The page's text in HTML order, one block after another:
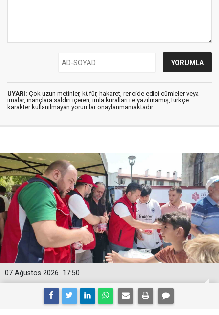
UYARI: Çok uzun metinler, küfür, hakaret, rencide edici cümleler veya
imalar, inançlara saldırı içeren, imla kuralları ile yazılmamış,Türkçe
karakter kullanılmayan yorumlar onaylanmamaktadır.
17:50
07 Ağustos 2026